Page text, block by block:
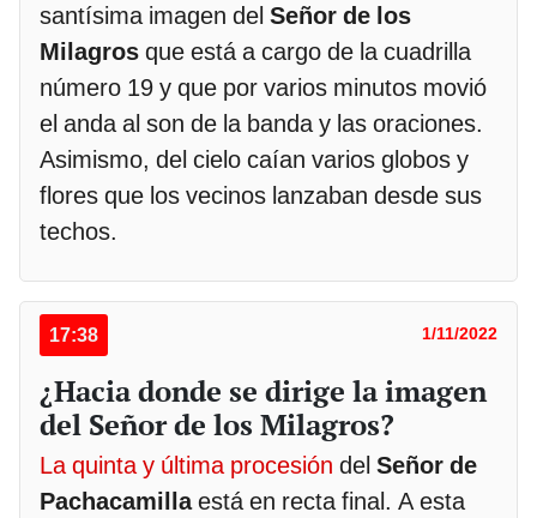
santísima imagen del Señor de los
Milagros que está a cargo de la cuadrilla
número 19 y que por varios minutos movió
el anda al son de la banda y las oraciones.
Asimismo, del cielo caían varios globos y
flores que los vecinos lanzaban desde sus
techos.
17:38 1/11/2022
¿Hacia donde se dirige la imagen
del Señor de los Milagros?
La quinta y última procesión del Señor de
Pachacamillaestá en recta final. A esta